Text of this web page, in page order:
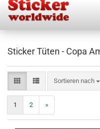
Sticker Tüten - Copa
Sortieren nach
Sortieren nach
1 2 »